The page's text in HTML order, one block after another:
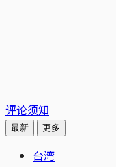
评论须知
最新 更多
台湾